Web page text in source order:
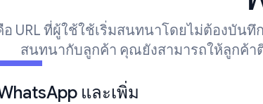
อ URL ที่ผู้ใช้ใช้เริ่มสนทนาโดยไม่ต้องบัน
สนทนากับลูกค้า คุณยังสามารถให้ลูกค้า
และเพิ่ม